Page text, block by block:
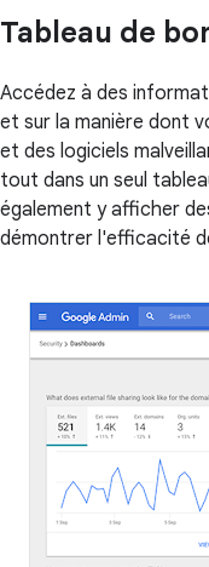
Tableau de
Accédez à des
et sur la manière dont
et des logiciels
tout dans un seul
également y afficher
démontrer l'efficacité